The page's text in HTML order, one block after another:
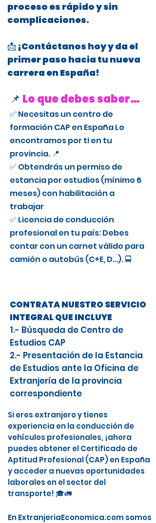
proceso es rápido y sin
complicaciones.
📩 ¡Contáctanos hoy y da el
primer paso hacia tu nueva
carrera en España!
📌 Lo que debes saber…
✅ Necesitas un centro de
formación CAP en España Lo
encontramos por ti en tu
provincia. 📍
✅ Obtendrás un permiso de
estancia por estudios (mínimo 6
meses) con habilitación a
trabajar
✅ Licencia de conducción
profesional en tu país: Debes
contar con un carnet válido para
camión o autobús (C+E, D…). 🚍
CONTRATA NUESTRO SERVICIO
INTEGRAL QUE INCLUYE
1.- Búsqueda de Centro de
Estudios CAP
2.- Presentación de la Estancia
de Estudios ante la Oficina de
Extranjería de la provincia
correspondiente
Si eres extranjero y tienes
experiencia en la conducción de
vehículos profesionales, ¡ahora
puedes obtener el Certificado de
Aptitud Profesional (CAP) en España
y acceder a nuevas oportunidades
laborales en el sector del
transporte! 🎓🚛
En ExtranjeriaEconomica.com somos